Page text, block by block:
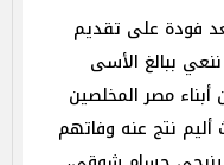
فودة على تقديم
ببالغ الأسى
مصر المخلصين
نتج عنه وفاتهم